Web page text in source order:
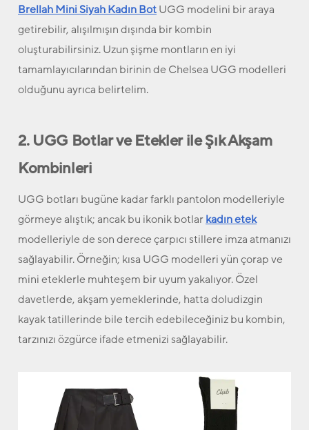
Brellah Mini Siyah Kadın BotUGG modelini bir araya
getirebilir, alışılmışın dışında bir kombin
oluşturabilirsiniz. Uzun şişme montların en iyi
tamamlayıcılarından birinin de Chelsea UGG modelleri
olduğunu ayrıca belirtelim.
2. UGG Botlar ve Etekler ile Şık Akşam
Kombinleri
UGG botları bugüne kadar farklı pantolon modelleriyle
görmeye alıştık; ancak bu ikonik botlarkadın etek
modelleriyle de son derece çarpıcı stillere imza atmanızı
sağlayabilir. Örneğin; kısa UGG modelleri yün çorap ve
mini eteklerle muhteşem bir uyum yakalıyor. Özel
davetlerde, akşam yemeklerinde, hatta doludizgin
kayak tatillerinde bile tercih edebileceğiniz bu kombin,
tarzınızı özgürce ifade etmenizi sağlayabilir.